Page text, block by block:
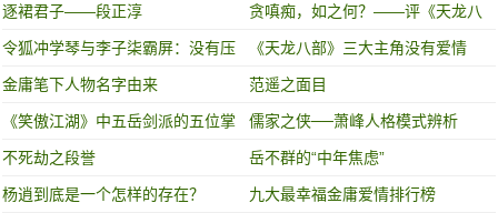
之
逐裙君子——段正淳
贪嗔痴，如之何？——评《天龙八
部》
令狐冲学琴与李子柒霸屏：没有压
力时的坚持，才最可贵！
《天龙八部》三大主角没有爱情
金庸笔下人物名字由来 范遥之面目
《笑傲江湖》中五岳剑派的五位掌
门人武功高低如何？
儒家之侠──萧峰人格模式辨析
不死劫之段誉 岳不群的“中年焦虑”
杨逍到底是一个怎样的存在？ 九大最幸福金庸爱情排行榜